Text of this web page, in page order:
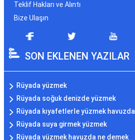
Teklif Hakları ve Alıntı
Bize Ulaşın
SON EKLENEN YAZILAR
Rüyada yüzmek
Rüyada soğuk denizde yüzmek
Rüyada kıyafetlerle yüzmek havuzda
Rüyada suya girmek yüzmek
Rüyada yüzmek havuzda ne demek